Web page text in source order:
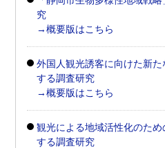
究
→概要版はこちら
外国人観光誘客に向けた新
する調査研究
→概要版はこちら
観光による地域活性化のた
する調査研究